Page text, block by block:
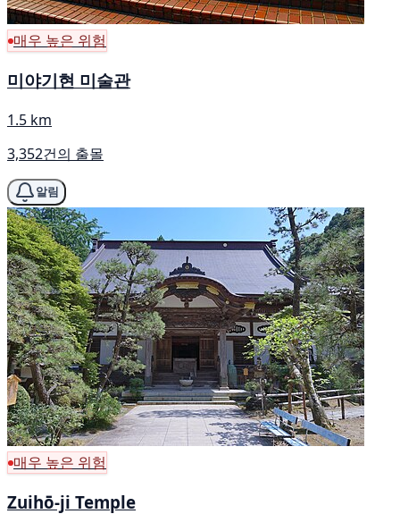
매우 높은 위험
미야기현 미술관
1.5 km
3,352건의 출몰
알림
매우 높은 위험
Zuihō-ji Temple